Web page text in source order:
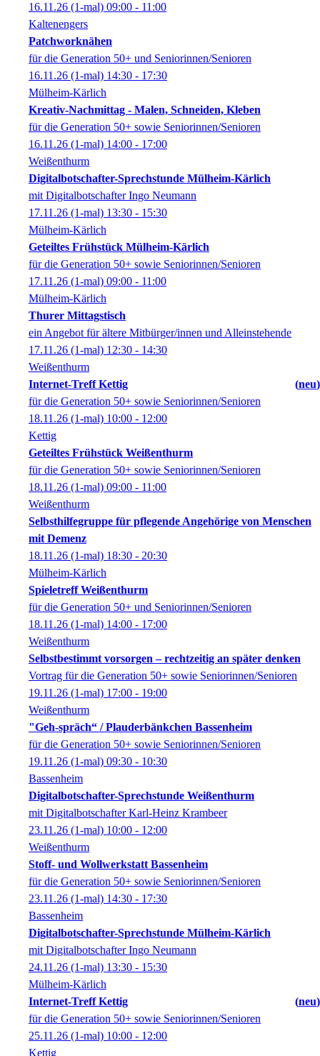
16.11.26 (1-mal) 09:00 - 11:00
Kaltenengers
Patchworknähen
für die Generation 50+ und Seniorinnen/Senioren
16.11.26 (1-mal) 14:30 - 17:30
Mülheim-Kärlich
Kreativ-Nachmittag - Malen, Schneiden, Kleben
für die Generation 50+ sowie Seniorinnen/Senioren
16.11.26 (1-mal) 14:00 - 17:00
Weißenthurm
Digitalbotschafter-Sprechstunde Mülheim-Kärlich
mit Digitalbotschafter Ingo Neumann
17.11.26 (1-mal) 13:30 - 15:30
Mülheim-Kärlich
Geteiltes Frühstück Mülheim-Kärlich
für die Generation 50+ sowie Seniorinnen/Senioren
17.11.26 (1-mal) 09:00 - 11:00
Mülheim-Kärlich
Thurer Mittagstisch
ein Angebot für ältere Mitbürger/innen und Alleinstehende
17.11.26 (1-mal) 12:30 - 14:30
Weißenthurm
Internet-Treff Kettig
neu
für die Generation 50+ sowie Seniorinnen/Senioren
18.11.26 (1-mal) 10:00 - 12:00
Kettig
Geteiltes Frühstück Weißenthurm
für die Generation 50+ sowie Seniorinnen/Senioren
18.11.26 (1-mal) 09:00 - 11:00
Weißenthurm
Selbsthilfegruppe für pflegende Angehörige von Menschen
mit Demenz
18.11.26 (1-mal) 18:30 - 20:30
Mülheim-Kärlich
Spieletreff Weißenthurm
für die Generation 50+ und Seniorinnen/Senioren
18.11.26 (1-mal) 14:00 - 17:00
Weißenthurm
Selbstbestimmt vorsorgen – rechtzeitig an später denken
Vortrag für die Generation 50+ sowie Seniorinnen/Senioren
19.11.26 (1-mal) 17:00 - 19:00
Weißenthurm
"Geh-spräch“ / Plauderbänkchen Bassenheim
für die Generation 50+ sowie Seniorinnen/Senioren
19.11.26 (1-mal) 09:30 - 10:30
Bassenheim
Digitalbotschafter-Sprechstunde Weißenthurm
mit Digitalbotschafter Karl-Heinz Krambeer
23.11.26 (1-mal) 10:00 - 12:00
Weißenthurm
Stoff- und Wollwerkstatt Bassenheim
für die Generation 50+ sowie Seniorinnen/Senioren
23.11.26 (1-mal) 14:30 - 17:30
Bassenheim
Digitalbotschafter-Sprechstunde Mülheim-Kärlich
mit Digitalbotschafter Ingo Neumann
24.11.26 (1-mal) 13:30 - 15:30
Mülheim-Kärlich
Internet-Treff Kettig
neu
für die Generation 50+ sowie Seniorinnen/Senioren
25.11.26 (1-mal) 10:00 - 12:00
Kettig